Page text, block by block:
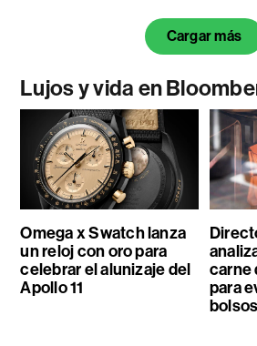
Cargar más
Lujos y vida en
Omega x Swatch lanza
un reloj con oro para
celebrar el alunizaje del
Apollo 11
carne
para
bolsos